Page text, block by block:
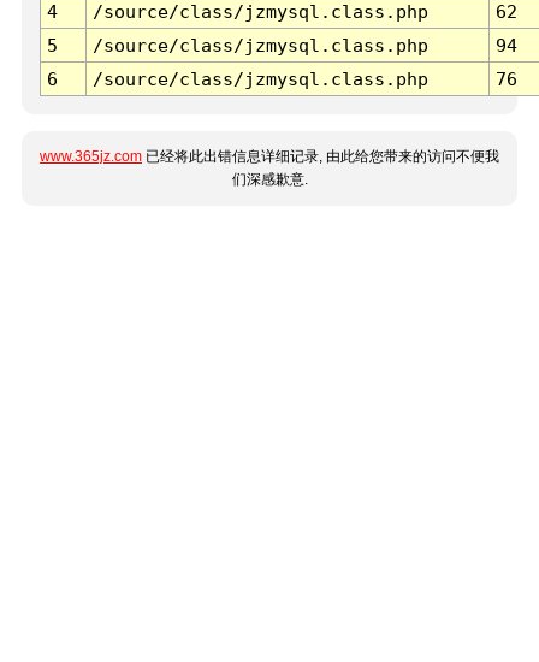
4
/source/class/jzmysql.class.php
62
5
/source/class/jzmysql.class.php
94
6
/source/class/jzmysql.class.php 76
www.365jz.com 已经将此出错信息详细记录, 由此给您带来的访问不便我
们深感歉意.